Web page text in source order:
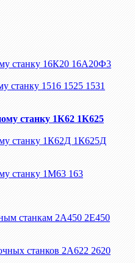
станку 16К20 16А20Ф3
станку 1516 1525 1531
станку 1К62 1К625
станку 1К62Д 1К625Д
станку 1М63 163
станкам 2А450 2Е450
станков 2А622 2620